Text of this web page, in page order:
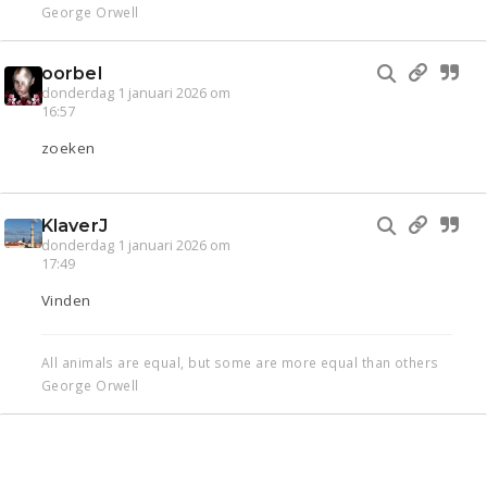
George Orwell
oorbel
donderdag 1 januari 2026 om
16:57
zoeken
KlaverJ
donderdag 1 januari 2026 om
17:49
Vinden
All animals are equal, but some are more equal than others
George Orwell